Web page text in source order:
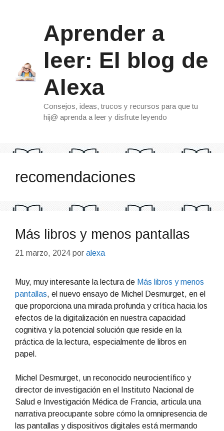
Aprender a
leer: El blog de
Alexa
Consejos, ideas, trucos y recursos para que tu
hij@ aprenda a leer y disfrute leyendo
recomendaciones
Más libros y menos pantallas
21 marzo, 2024 por alexa
Muy, muy interesante la lectura de Más libros y menos
pantallas, el nuevo ensayo de Michel Desmurget, en el
que proporciona una mirada profunda y crítica hacia los
efectos de la digitalización en nuestra capacidad
cognitiva y la potencial solución que reside en la
práctica de la lectura, especialmente de libros en
papel.
Michel Desmurget, un reconocido neurocientífico y
director de investigación en el Instituto Nacional de
Salud e Investigación Médica de Francia, articula una
narrativa preocupante sobre cómo la omnipresencia de
las pantallas y dispositivos digitales está mermando